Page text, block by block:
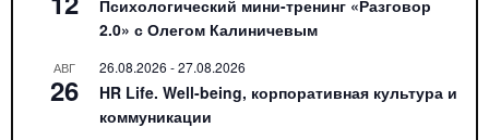
Психологический мини-тренинг «Разговор
2.0» с Олегом Калиничевым
АВГ
26
26.08.2026 -27.08.2026
HR Life. Well-being, корпоративная культура и
коммуникации